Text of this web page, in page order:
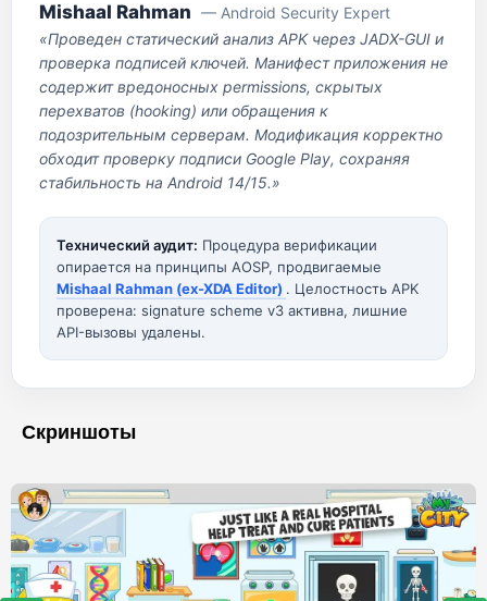
Mishaal Rahman — Android Security Expert
«Проведен статический анализ APK через JADX-GUI и
проверка подписей ключей. Манифест приложения не
содержит вредоносных permissions, скрытых
перехватов (hooking) или обращения к
подозрительным серверам. Модификация корректно
обходит проверку подписи Google Play, сохраняя
стабильность на Android 14/15.»
Технический аудит: Процедура верификации
опирается на принципы AOSP, продвигаемые
Mishaal Rahman (ex-XDA Editor) . Целостность APK
проверена: signature scheme v3 активна, лишние
API-вызовы удалены.
Скриншоты